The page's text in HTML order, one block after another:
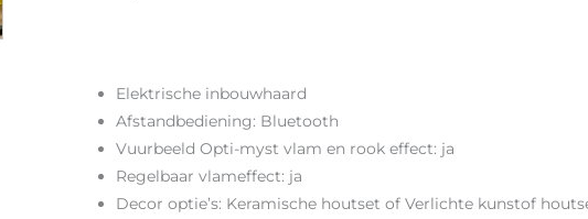
Elektrische inbouwhaard
Afstandbediening: Bluetooth
Vuurbeeld Opti-myst vlam en rook effect: ja
Regelbaar vlameffect: ja
Decor optie’s: Keramische houtset of Verlichte kunstof